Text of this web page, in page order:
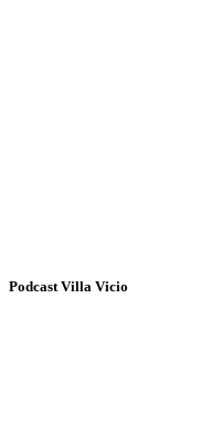
Podcast Villa Vicio